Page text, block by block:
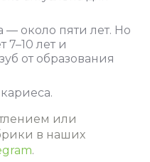
― около пяти лет. Но
7–10 лет и
от образования
или
в наших
.